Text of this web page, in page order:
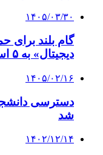
۱۴۰۵/۰۳/۳۰
گام بلند برای
دیجیتال» به ۵ استان رسید
۱۴۰۵/۰۲/۱۶
دسترسی
شد
۱۴۰۲/۱۲/۱۴